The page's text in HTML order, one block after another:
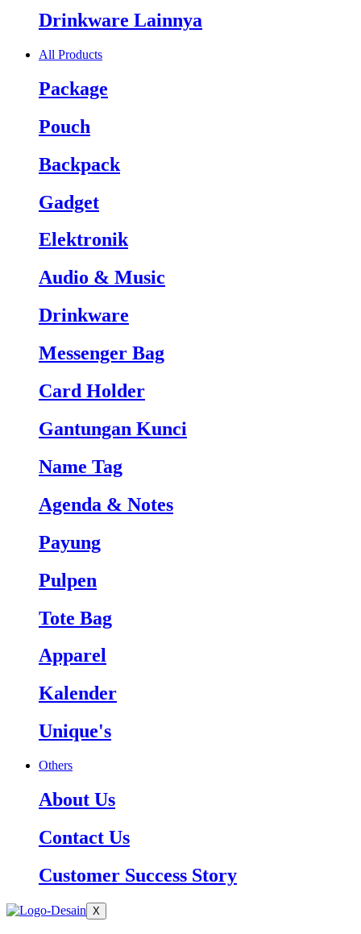
Drinkware Lainnya
All Products
Package
Pouch
Backpack
Gadget
Elektronik
Audio & Music
Drinkware
Messenger Bag
Card Holder
Gantungan Kunci
Name Tag
Agenda & Notes
Payung
Pulpen
Tote Bag
Apparel
Kalender
Unique's
Others
About Us
Contact Us
Customer Success Story
X